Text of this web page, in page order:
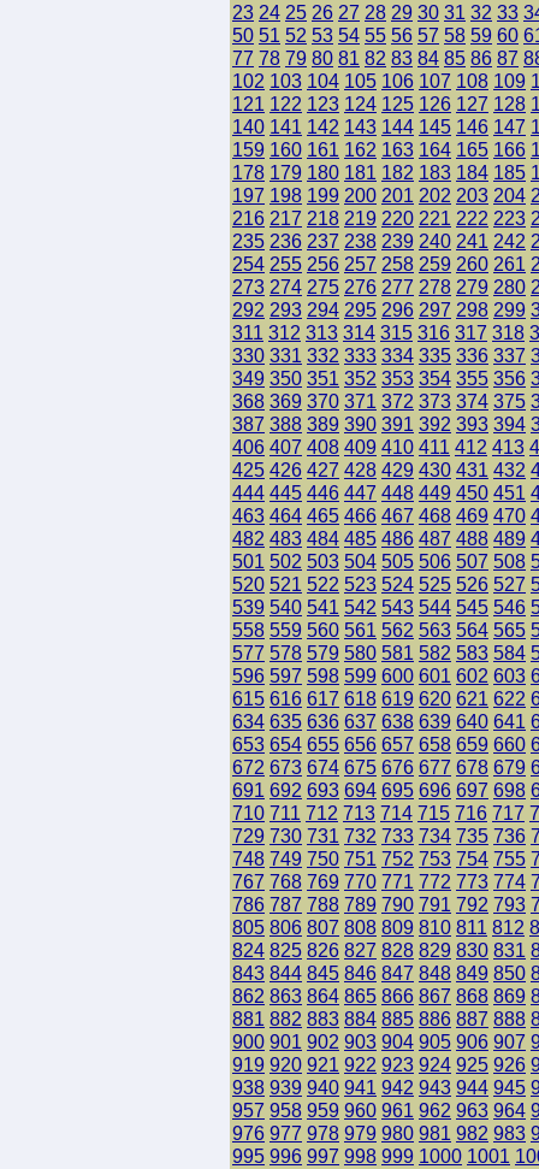
23 24 25 26 27 28 29 30 31 32 33
50 51 52 53 54 55 56 57 58 59 60
77 78 79 80 81 82 83 84 85 86 87
102 103 104 105 106 107 108 109
121 122 123 124 125 126 127 128
140 141 142 143 144 145 146 147
159 160 161 162 163 164 165 166
178 179 180 181 182 183 184 185
197 198 199 200 201 202 203 204
216 217 218 219 220 221 222 223
235 236 237 238 239 240 241 242
254 255 256 257 258 259 260 261
273 274 275 276 277 278 279 280
292 293 294 295 296 297 298 299
311 312 313 314 315 316 317 318
330 331 332 333 334 335 336 337
349 350 351 352 353 354 355 356
368 369 370 371 372 373 374 375
387 388 389 390 391 392 393 394
406 407 408 409 410 411 412 413
425 426 427 428 429 430 431 432
444 445 446 447 448 449 450 451
463 464 465 466 467 468 469 470
482 483 484 485 486 487 488 489
501 502 503 504 505 506 507 508
520 521 522 523 524 525 526 527
539 540 541 542 543 544 545 546
558 559 560 561 562 563 564 565
577 578 579 580 581 582 583 584
596 597 598 599 600 601 602 603
615 616 617 618 619 620 621 622
634 635 636 637 638 639 640 641
653 654 655 656 657 658 659 660
672 673 674 675 676 677 678 679
691 692 693 694 695 696 697 698
710 711 712 713 714 715 716 717
729 730 731 732 733 734 735 736
748 749 750 751 752 753 754 755
767 768 769 770 771 772 773 774
786 787 788 789 790 791 792 793
805 806 807 808 809 810 811 812
824 825 826 827 828 829 830 831
843 844 845 846 847 848 849 850
862 863 864 865 866 867 868 869
881 882 883 884 885 886 887 888
900 901 902 903 904 905 906 907
919 920 921 922 923 924 925 926
938 939 940 941 942 943 944 945
957 958 959 960 961 962 963 964
976 977 978 979 980 981 982 983
995 996 997 998 999 1000 1001